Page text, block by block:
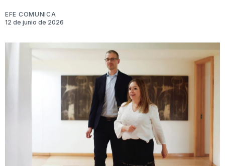
EFE COMUNICA
12 de junio de 2026